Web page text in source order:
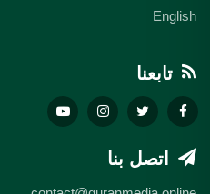
English
تابعنا
اتصل بنا